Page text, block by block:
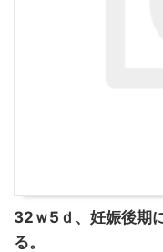
32ｗ5ｄ、妊娠後期
る。